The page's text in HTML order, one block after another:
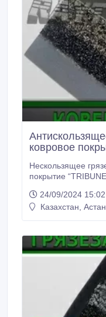
ковровое
Нескользящее
покрытие
ковровое покрытие
использоваться
и кафеле.
24/09/2024 15:02
Казахстан,